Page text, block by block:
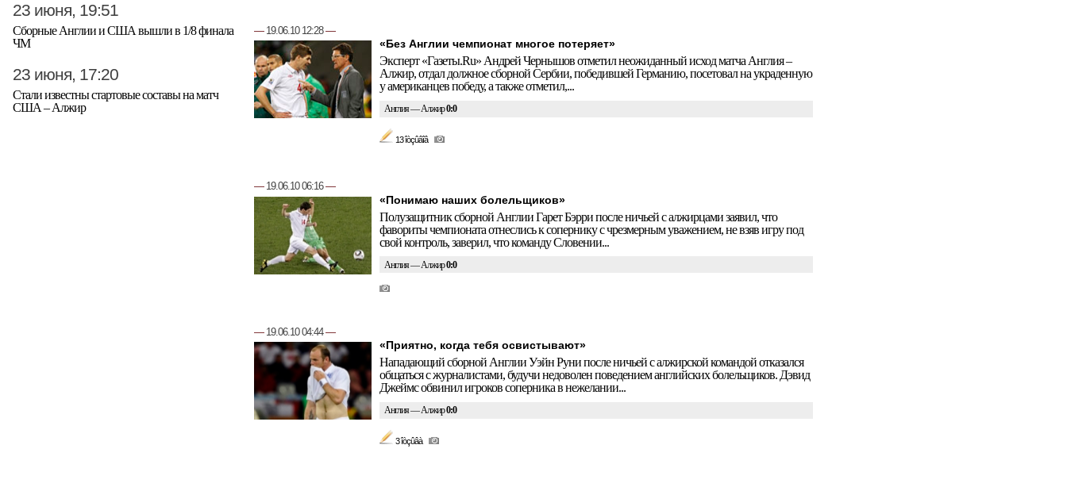
23 июня, 19:51
Сборные Англии и США вышли в 1/8 финала
ЧМ
23 июня, 17:20
Стали известны стартовые составы на матч
США – Алжир
— 19.06.10 12:28—
«Без Англии чемпионат многое потеряет»
Эксперт «Газеты.Ru» Андрей Чернышов отметил неожиданный исход матча Англия –
Алжир, отдал должное сборной Сербии, победившей Германию, посетовал на украденную
у американцев победу, а также отметил,...
Англия — Алжир0:0
13 îòçûâîâ
— 19.06.10 06:16—
«Понимаю наших болельщиков»
Полузащитник сборной Англии Гарет Бэрри после ничьей с алжирцами заявил, что
фавориты чемпионата отнеслись к сопернику с чрезмерным уважением, не взяв игру под
свой контроль, заверил, что команду Словении...
Англия — Алжир0:0
— 19.06.10 04:44—
«Приятно, когда тебя освистывают»
Нападающий сборной Англии Уэйн Руни после ничьей с алжирской командой отказался
общаться с журналистами, будучи недоволен поведением английских болельщиков. Дэвид
Джеймс обвинил игроков соперника в нежелании...
Англия — Алжир0:0
3 îòçûâà